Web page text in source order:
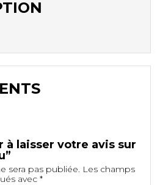
à laisser votre avis sur
sera pas publiée. Les champs
avec *